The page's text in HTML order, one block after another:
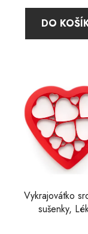
DO
Vykrajovátko
sušenky,